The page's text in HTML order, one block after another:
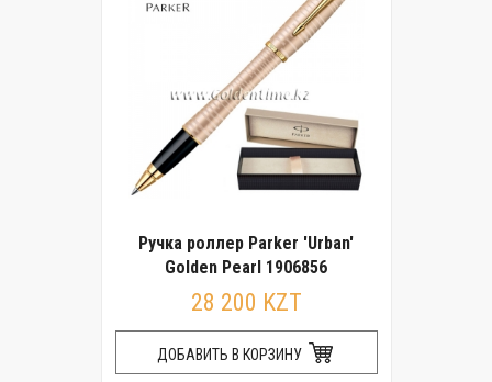
Ручка роллер Parker 'Urban'
Golden Pearl 1906856
28 200 KZT
ДОБАВИТЬ В КОРЗИНУ